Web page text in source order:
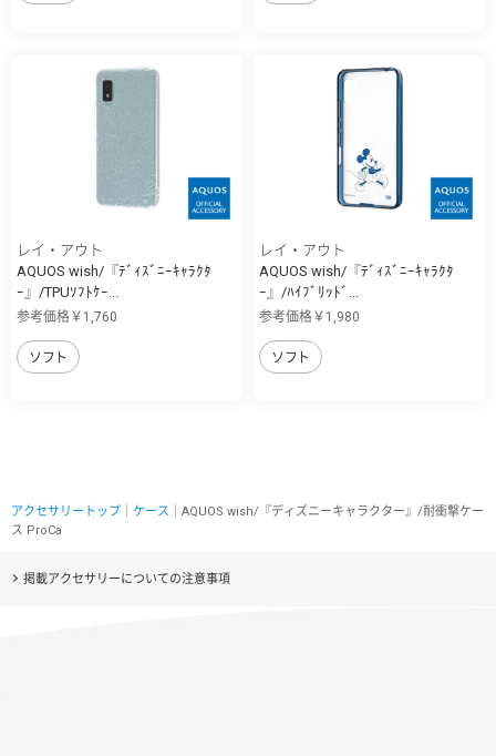
レイ・アウト
AQUOS wish/『ﾃﾞｨｽﾞﾆｰｷｬﾗｸﾀ
ｰ』/TPUｿﾌﾄｹｰ...
参考価格￥1,760
ソフト
レイ・アウト
AQUOS wish/『ﾃﾞｨｽﾞﾆｰｷｬﾗｸﾀ
ｰ』/ﾊｲﾌﾞﾘｯﾄﾞ...
参考価格￥1,980
ソフト
アクセサリートップ ケース ｜AQUOS wish/『ディズニーキャラクター』/耐衝撃ケー
ス ProCa
掲載アクセサリーについての注意事項